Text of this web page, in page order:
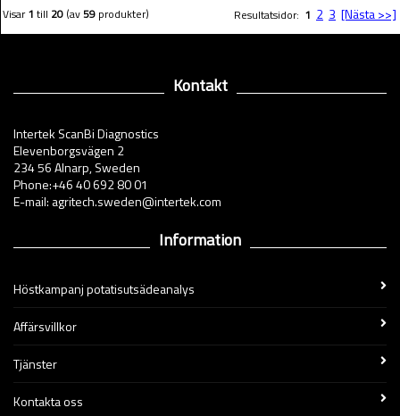
Visar1 till 20 (av59 produkter) Resultatsidor: 1 2 3 [Nästa >>]
Kontakt
Intertek ScanBi Diagnostics
Elevenborgsvägen 2
234 56 Alnarp, Sweden
Phone:+46 40 692 80 01
E-mail: agritech.sweden@intertek.com
Information
Höstkampanj potatisutsädeanalys
Affärsvillkor
Tjänster
Kontakta oss